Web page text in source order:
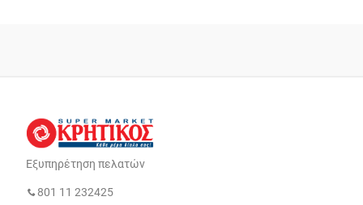
Εξυπηρέτηση πελατών
801 11 232425